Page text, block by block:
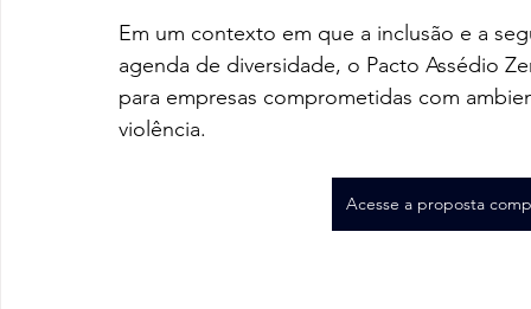
Em um contexto em que a inclusão e a
agenda de diversidade, o Pacto Assédio
para empresas comprometidas com
violência.
Acesse a proposta